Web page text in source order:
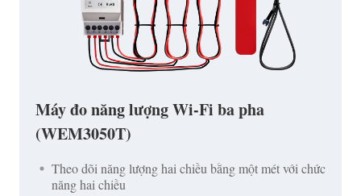
Máy đo năng lượng Wi-Fi ba pha
(WEM3050T)
Theo dõi năng lượng hai chiều bằng một mét với chức
năng hai chiều